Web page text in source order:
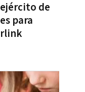
de
para